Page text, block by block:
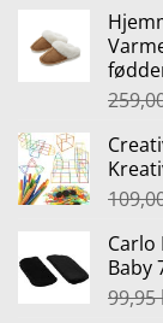
Carlo
Baby
99,95